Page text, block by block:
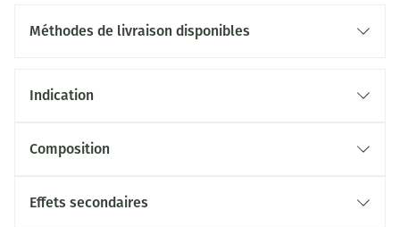
Méthodes de livraison disponibles
Indication
Composition
Effets secondaires